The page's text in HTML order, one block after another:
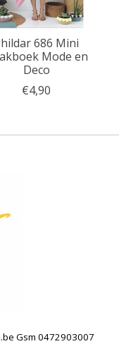
686 Mini
Mode en
Deco
€4,90
Gsm 0472903007